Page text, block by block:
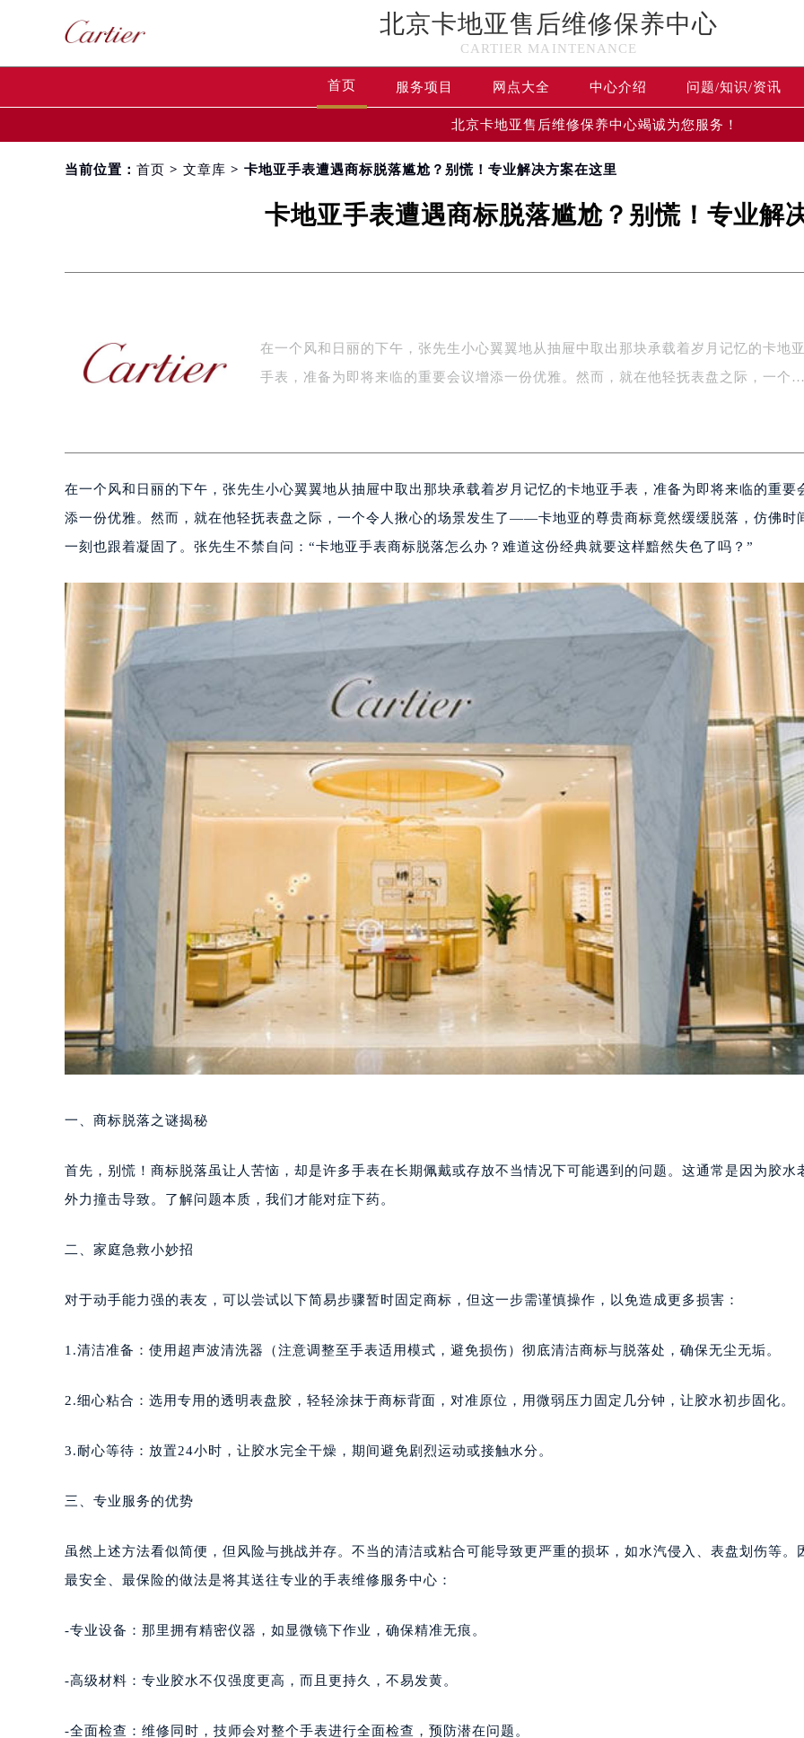
北京卡地亚售后维修保养中心
CARTIER MAINTENANCE
首页 服务项目 网点大全 中心介绍 问题/知识/资讯
北京卡地亚售后维修保养中心竭诚为您服务！
当前位置： 首页 > 文章库 > 卡地亚手表遭遇商标脱落尴尬？别慌！专业解决方案在这里
卡地亚手表遭遇商标脱落尴尬？别慌！专业解
在一个风和日丽的下午，张先生小心翼翼地从抽屉中取出那块承载着岁月记忆的卡地
手表，准备为即将来临的重要会议增添一份优雅。然而，就在他轻抚表盘之际，一个
在一个风和日丽的下午，张先生小心翼翼地从抽屉中取出那块承载着岁月记忆的卡地亚手表，准备为即将来临的重要
添一份优雅。然而，就在他轻抚表盘之际，一个令人揪心的场景发生了——卡地亚的尊贵商标竟然缓缓脱落，仿佛时
一刻也跟着凝固了。张先生不禁自问：“卡地亚手表商标脱落怎么办？难道这份经典就要这样黯然失色了吗？”
一、商标脱落之谜揭秘
首先，别慌！商标脱落虽让人苦恼，却是许多手表在长期佩戴或存放不当情况下可能遇到的问题。这通常是因为胶水
外力撞击导致。了解问题本质，我们才能对症下药。
二、家庭急救小妙招
对于动手能力强的表友，可以尝试以下简易步骤暂时固定商标，但这一步需谨慎操作，以免造成更多损害：
1.清洁准备：使用超声波清洗器（注意调整至手表适用模式，避免损伤）彻底清洁商标与脱落处，确保无尘无垢。
2.细心粘合：选用专用的透明表盘胶，轻轻涂抹于商标背面，对准原位，用微弱压力固定几分钟，让胶水初步固化。
3.耐心等待：放置24小时，让胶水完全干燥，期间避免剧烈运动或接触水分。
三、专业服务的优势
虽然上述方法看似简便，但风险与挑战并存。不当的清洁或粘合可能导致更严重的损坏，如水汽侵入、表盘划伤等。
最安全、最保险的做法是将其送往专业的手表维修服务中心：
-专业设备：那里拥有精密仪器，如显微镜下作业，确保精准无痕。
-高级材料：专业胶水不仅强度更高，而且更持久，不易发黄。
-全面检查：维修同时，技师会对整个手表进行全面检查，预防潜在问题。